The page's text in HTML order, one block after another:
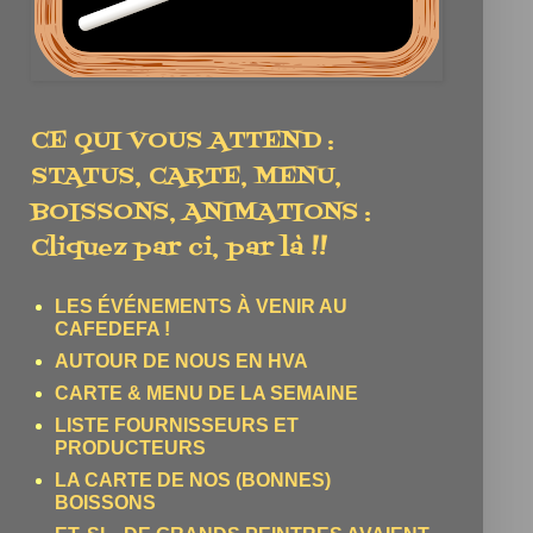
CE QUI VOUS ATTEND :
STATUS, CARTE, MENU,
BOISSONS, ANIMATIONS :
Cliquez par ci, par là !!
LES ÉVÉNEMENTS À VENIR AU
CAFEDEFA !
AUTOUR DE NOUS EN HVA
CARTE & MENU DE LA SEMAINE
LISTE FOURNISSEURS ET
PRODUCTEURS
LA CARTE DE NOS (BONNES)
BOISSONS